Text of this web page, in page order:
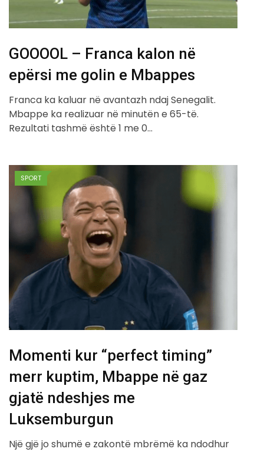
GOOOOL – Franca kalon në
epërsi me golin e Mbappes
Franca ka kaluar në avantazh ndaj Senegalit.
Mbappe ka realizuar në minutën e 65-të.
Rezultati tashmë është 1 me 0…
SPORT
Momenti kur “perfect timing”
merr kuptim, Mbappe në gaz
gjatë ndeshjes me
Luksemburgun
Një gjë jo shumë e zakontë mbrëmë ka ndodhur